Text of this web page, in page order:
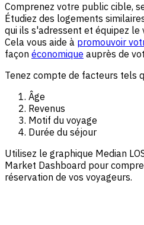
Comprenez votre public cible,
Étudiez des logements
qui ils s'adressent et équipez le
Cela vous aide à promouvoir
façon économique auprès de
Tenez compte de facteurs tels
Âge
Revenus
Motif du voyage
Durée du séjour
Utilisez le graphique Median
Market Dashboard pour
réservation de vos voyageurs.